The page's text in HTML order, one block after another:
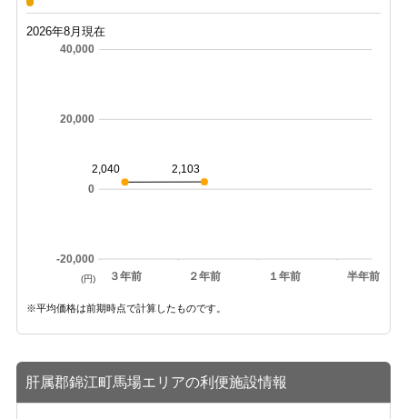
2026年8月現在
３年前 ２年前 １年前 半年前
-20,000
0
20,000
40,000
2,040 2,103
(円)
※平均価格は前期時点で計算したものです。
肝属郡錦江町馬場エリアの利便施設情報